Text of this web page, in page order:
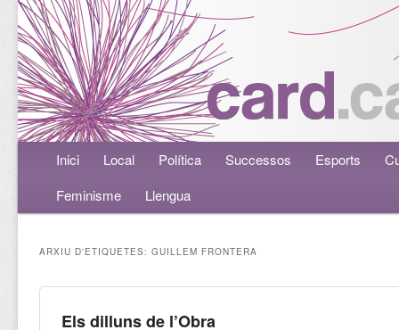
Menú principalAneu al contingut principal
Aneu al contingut secundari
Inici Local Política Successos Esports
Feminisme
Llengua
ARXIU D'ETIQUETES:GUILLEM FRONTERA
Els dilluns de l’Obra